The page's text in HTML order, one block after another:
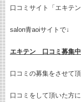
口コミサイト「エキテ
salon青aoiサイトで↓
エキテン 口コミ募集
口コミの募集をさせて頂
口コミをして頂いた方